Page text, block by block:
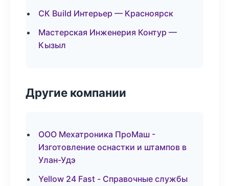
СК Build Интерьер — Красноярск
Мастерская Инженерия Контур —
Кызыл
Другие компании
ООО Мехатроника ПроМаш -
Изготовление оснастки и штампов в
Улан-Удэ
Yellow 24 Fast - Справочные службы